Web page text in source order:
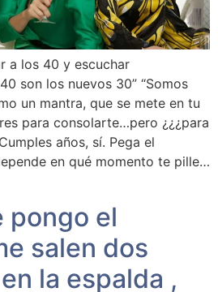
a los 40 y escuchar
son los nuevos 30” “Somos
un mantra, que se mete en tu
para consolarte…pero ¿¿¿para
años, sí. Pega el
en qué momento te pille…
pongo el
salen dos
la espalda ,